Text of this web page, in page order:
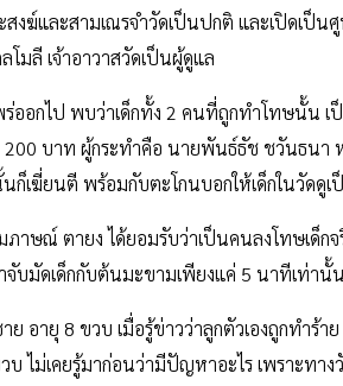
งฆ์และสามเณรจำวัดเป็นปกติ และเปิดเป็น
โมลี เจ้าอาวาสวัดเป็นผู้ดูแล
ออกไป พบว่าเด็กทั้ง 2 คนที่ถูกทำโทษนั้น เ
บาท ผู้กระทำคือ นายพันธ์ธัช ชวันธนา ห
เฆี่ยนตี พร้อมกับตะโกนบอกให้เด็กในวัดดูเ
ภาษณ์ ตายง ได้ยอมรับว่าเป็นคนลงโทษเด็ก
บมัดเด็กกับต้นมะขามเพียงแค่ 5 นาทีเท่านั้
ย อายุ 8 ขวบ เมื่อรู้ข่าวว่าลูกตัวเองถูกทำร้
บ ไม่เคยรู้มาก่อนว่ามีปัญหาอะไร เพราะท